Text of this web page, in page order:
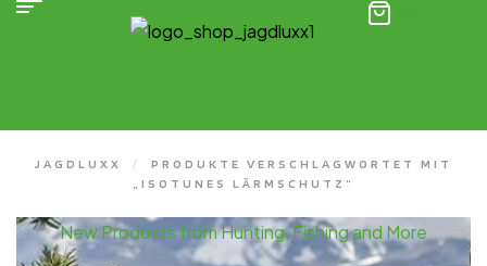
JAGDLUXX /
PRODUKTE VERSCHLAGWORTET MIT
„ISOTUNES LÄRMSCHUTZ“
New Products from Hunting, Fishing and More